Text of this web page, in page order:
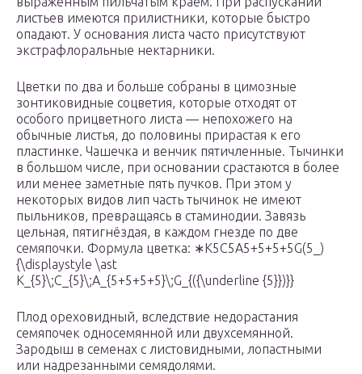
листьев имеются прилистники, которые быстро
опадают. У основания листа часто присутствуют
экстрафлоральные нектарники.
Цветки по два и больше собраны в цимозные
зонтиковидные соцветия, которые отходят от
особого прицветного листа — непохожего на
обычные листья, до половины прирастая к его
пластинке. Чашечка и венчик пятичленные. Тычинки
в большом числе, при основании срастаются в более
или менее заметные пять пучков. При этом у
некоторых видов лип часть тычинок не имеют
пыльников, превращаясь в стаминодии. Завязь
цельная, пятигнёздая, в каждом гнезде по две
семяпочки. Формула цветка: ∗K5C5A5+5+5+5G(5_)
{\displaystyle \ast
K_{5}\;C_{5}\;A_{5+5+5+5}\;G_{({\underline {5}})}}
Плод ореховидный, вследствие недорастания
семяпочек односемянной или двухсемянной.
Зародыш в семенах с листовидными, лопастными
или надрезанными семядолями.